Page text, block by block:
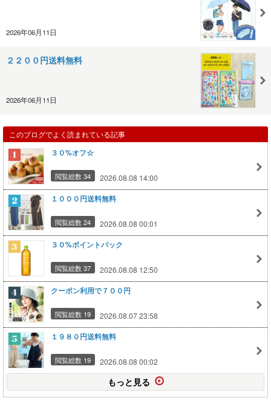
2026年06月11日
２２００円送料無料
2026年06月11日
このブログでよく読まれている記事
３０%オフ☆
閲覧総数 34 2026.08.08 14:00
１０００円送料無料
閲覧総数 24 2026.08.08 00:01
３０%ポイントバック
閲覧総数 37 2026.08.08 12:50
クーポン利用で７００円
閲覧総数 19 2026.08.07 23:58
１９８０円送料無料
閲覧総数 19 2026.08.08 00:02
もっと見る